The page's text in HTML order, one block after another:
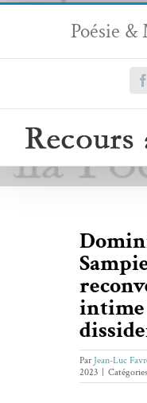
Passer
contenu
Poésie &
intime
Par Jean-Luc
2023